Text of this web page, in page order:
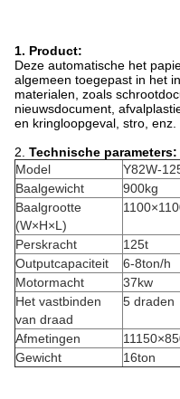
1. Product:
Deze automatische het
algemeen toegepast in het
materialen, zoals
nieuwsdocument,
en kringloopgeval, stro, enz.
2. Technische parameters:
Model
Y82W-
Baalgewicht
900kg
Baalgrootte
(W×H×L)
Perskracht
125t
Outputcapaciteit
6-8ton/h
Motormacht
37kw
Het vastbinden
van draad
5 draden
Afmetingen
Gewicht
16ton